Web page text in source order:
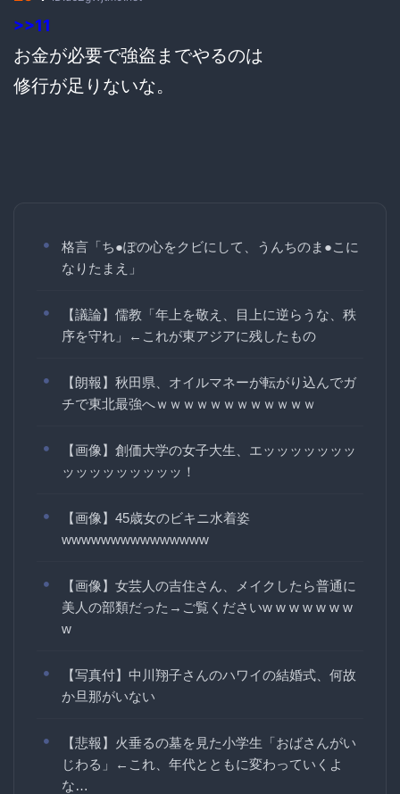
>>11
お金が必要で強盗までやるのは
修行が足りないな。
格言「ち●ぽの心をクビにして、うんちのま●こに
なりたまえ」
【議論】儒教「年上を敬え、目上に逆らうな、秩
序を守れ」←これが東アジアに残したもの
【朗報】秋田県、オイルマネーが転がり込んでガ
チで東北最強へｗｗｗｗｗｗｗｗｗｗｗｗ
【画像】創価大学の女子大生、エッッッッッッッ
ッッッッッッッッッ！
【画像】45歳女のビキニ水着姿
wwwwwwwwwwwwwww
【画像】女芸人の吉住さん、メイクしたら普通に
美人の部類だった→ご覧くださいw w w w w w w
w
【写真付】中川翔子さんのハワイの結婚式、何故
か旦那がいない
【悲報】火垂るの墓を見た小学生「おばさんがい
じわる」←これ、年代とともに変わっていくよ
な…